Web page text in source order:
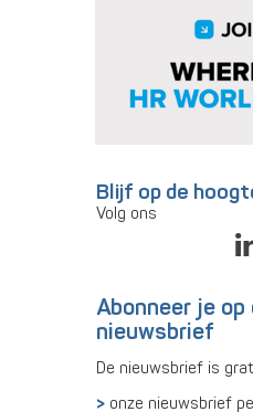
Blijf op de
Volg ons
Abonneer je op
nieuwsbrief
De nieuwsbrief is
onze nieuwsbrief